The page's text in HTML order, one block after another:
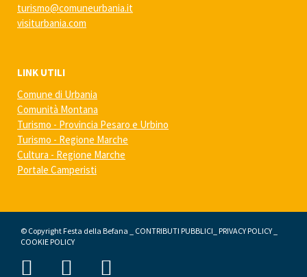
turismo@comuneurbania.it
visiturbania.com
LINK UTILI
Comune di Urbania
Comunità Montana
Turismo - Provincia Pesaro e Urbino
Turismo - Regione Marche
Cultura - Regione Marche
Portale Camperisti
© Copyright Festa della Befana _ CONTRIBUTI PUBBLICI PRIVACY POLICY
COOKIE POLICY